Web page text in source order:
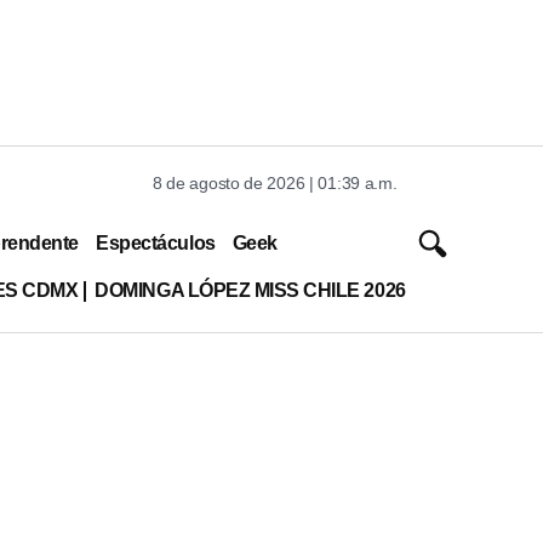
8 de agosto de 2026 | 01:39 a.m.
Espectáculos Geek
CDMX DOMINGA LÓPEZ MISS CHILE 2026